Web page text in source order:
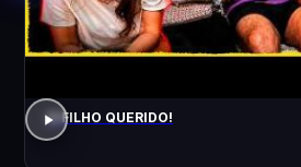
O FILHO QUERIDO!